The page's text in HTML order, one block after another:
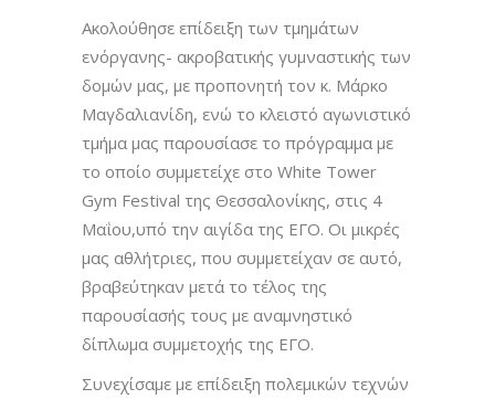
Ακολούθησε επίδειξη των τμημάτων
ενόργανης- ακροβατικής γυμναστικής των
δομών μας, με προπονητή τον κ. Μάρκο
Μαγδαλιανίδη, ενώ το κλειστό αγωνιστικό
τμήμα μας παρουσίασε το πρόγραμμα με
το οποίο συμμετείχε στο White Tower
Gym Festival της Θεσσαλονίκης, στις 4
Μαΐου,υπό την αιγίδα της ΕΓΟ. Οι μικρές
μας αθλήτριες, που συμμετείχαν σε αυτό,
βραβεύτηκαν μετά το τέλος της
παρουσίασής τους με αναμνηστικό
δίπλωμα συμμετοχής της ΕΓΟ.
Συνεχίσαμε με επίδειξη πολεμικών τεχνών